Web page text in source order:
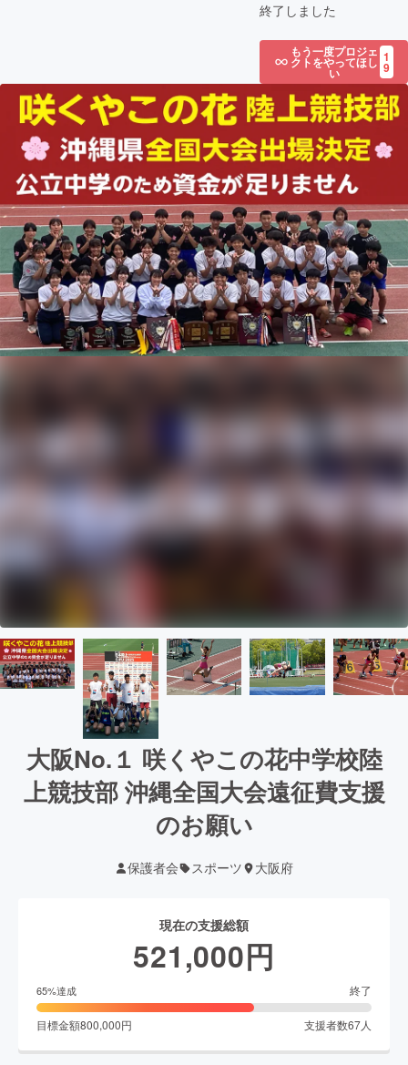
終了しました
もう一度プロジェ
クトをやってほし
い
1
9
大阪No.１ 咲くやこの花中学校陸
上競技部 沖縄全国大会遠征費支援
のお願い
保護者会 スポーツ 大阪府
現在の支援総額
521,000円
65%達成 終了
目標金額800,000円 支援者数67人